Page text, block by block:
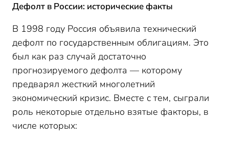
Дефолт в России: исторические факты
В 1998 году Россия объявила технический
дефолт по государственным облигациям. Это
был как раз случай достаточно
прогнозируемого дефолта — которому
предварял жесткий многолетний
экономический кризис. Вместе с тем, сыграли
роль некоторые отдельно взятые факторы, в
числе которых: